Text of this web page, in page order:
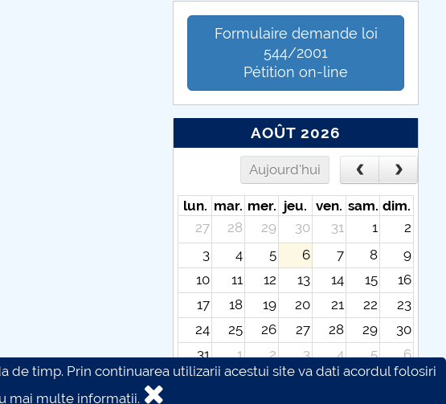
Formulaire demande loi
544/2001
Pétition on-line
AOÛT 2026
Aujourd'hui
lun. mar. mer. jeu. ven. sam. dim.
27
28 29 30 31 1
2
3
4 5 6 7 8
9
10
11 12 13 14 15
16
17
18 19 20 21 22
23
24
25 26 27 28 29
30
31
1 2 3 4 5
6
de timp. Prin continuarea utilizarii acestui site va dati acordul folosiri
mai multe informatii.